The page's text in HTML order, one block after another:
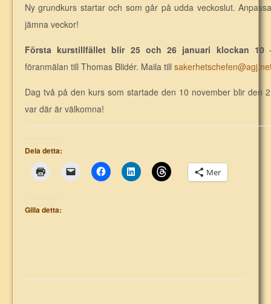
Ny grundkurs startar och som går på udda veckoslut.
jämna veckor!
Första kurstillfället blir 25 och 26 januari klockan
föranmälan till Thomas Blidér. Maila till
Dag två på den kurs som startade den 10 november blir den
var där är välkomna!
Dela detta:
Mer
Gilla detta: